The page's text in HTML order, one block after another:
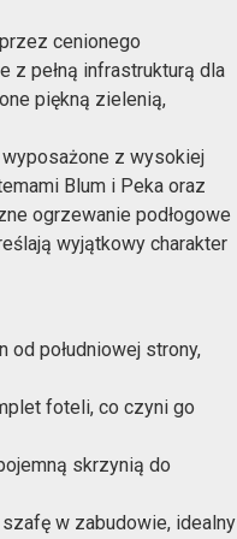
cenionego
z pełną infrastrukturą dla
piękną zielenią,
z wysokiej
Blum i Peka oraz
ogrzewanie podłogowe
wyjątkowy charakter
od południowej strony,
foteli, co czyni go
skrzynią do
w zabudowie, idealny